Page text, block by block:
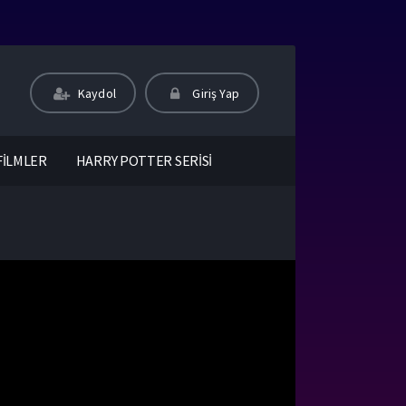
Kaydol Giriş Yap
HARRY POTTER SERİSİ